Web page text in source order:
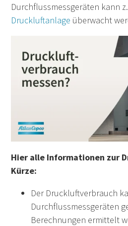
Durchflussmessgeräten kann
Druckluftanlage überwacht
Hier alle Informationen zur
Kürze:
Der Druckluftverbrauch
Durchflussmessgeräten
Berechnungen ermittelt